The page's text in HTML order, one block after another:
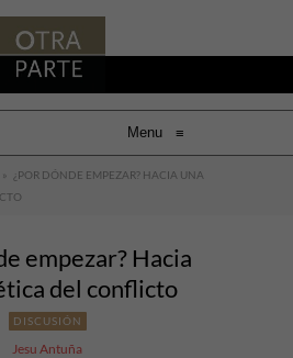
Menu ≡
» ¿POR DÓNDE EMPEZAR? HACIA UNA
empezar? Hacia
del conflicto
DISCUSIÓN
Jesu Antuña